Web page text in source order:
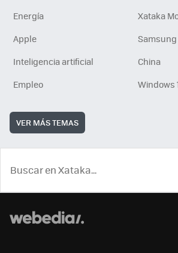
Energía
Xataka
Apple
Samsung
Inteligencia artificial
China
Empleo
Windows
VER MÁS TEMAS